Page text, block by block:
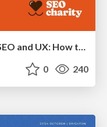
SEOcharity - Dark patterns in SEO and UX: How to avoid them and build a more ethical web
0 240